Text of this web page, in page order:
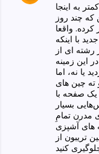
به اینجا
چند روز
واقعا
با اینکه
رشته ای‌ از
این زمینه
یا نه، اما
ته چین های
صفحه با
بسیار
مدرن تمامِ
های آشپزی
تریبون از